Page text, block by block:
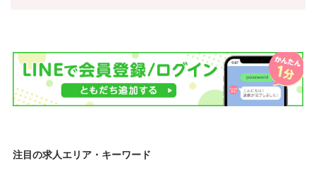
注目の求人エリア・キーワード